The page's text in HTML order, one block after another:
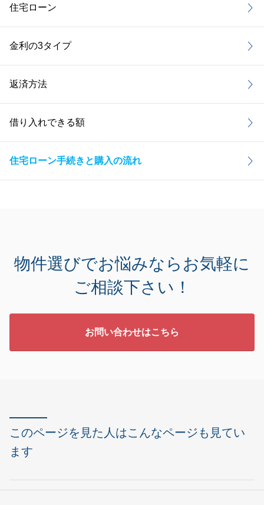
住宅ローン
金利の3タイプ
返済方法
借り入れできる額
住宅ローン手続きと購入の流れ
物件選びでお悩みなら お気軽に
ご相談下さい！
お問い合わせはこちら
このページを見た人はこんなページも見てい
ます